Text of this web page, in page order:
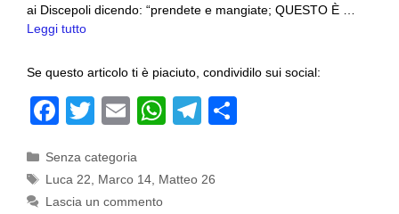
ai Discepoli dicendo: “prendete e mangiate; QUESTO È …
Leggi tutto
Se questo articolo ti è piaciuto, condividilo sui social:
F
c
e
T
tt
er
E
ail
W
at
T
e
Categorie
Senza categoria
Tag
Luca 22 Marco 14 Matteo 26
Lascia un commento